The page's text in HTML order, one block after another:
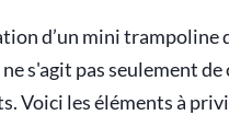
d’un mini trampoline
s'agit pas seulement
Voici les éléments à